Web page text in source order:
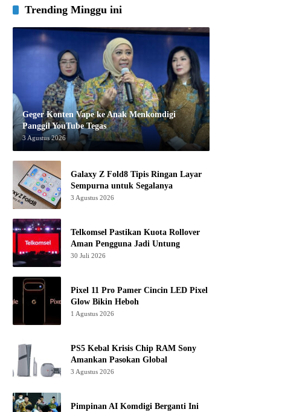
Trending Minggu ini
Geger Konten Vape ke Anak Menkomdigi
Panggil YouTube Tegas
3 Agustus 2026
Galaxy Z Fold8 Tipis Ringan Layar
Sempurna untuk Segalanya
3 Agustus 2026
Telkomsel Pastikan Kuota Rollover
Aman Pengguna Jadi Untung
30 Juli 2026
Pixel 11 Pro Pamer Cincin LED Pixel
Glow Bikin Heboh
1 Agustus 2026
PS5 Kebal Krisis Chip RAM Sony
Amankan Pasokan Global
3 Agustus 2026
Pimpinan AI Komdigi Berganti Ini